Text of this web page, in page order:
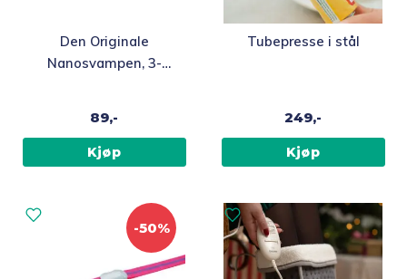
Den Originale
Nanosvampen, 3-
89,-
Kjøp
Tubepresse i stål
249,-
Kjøp
-50%